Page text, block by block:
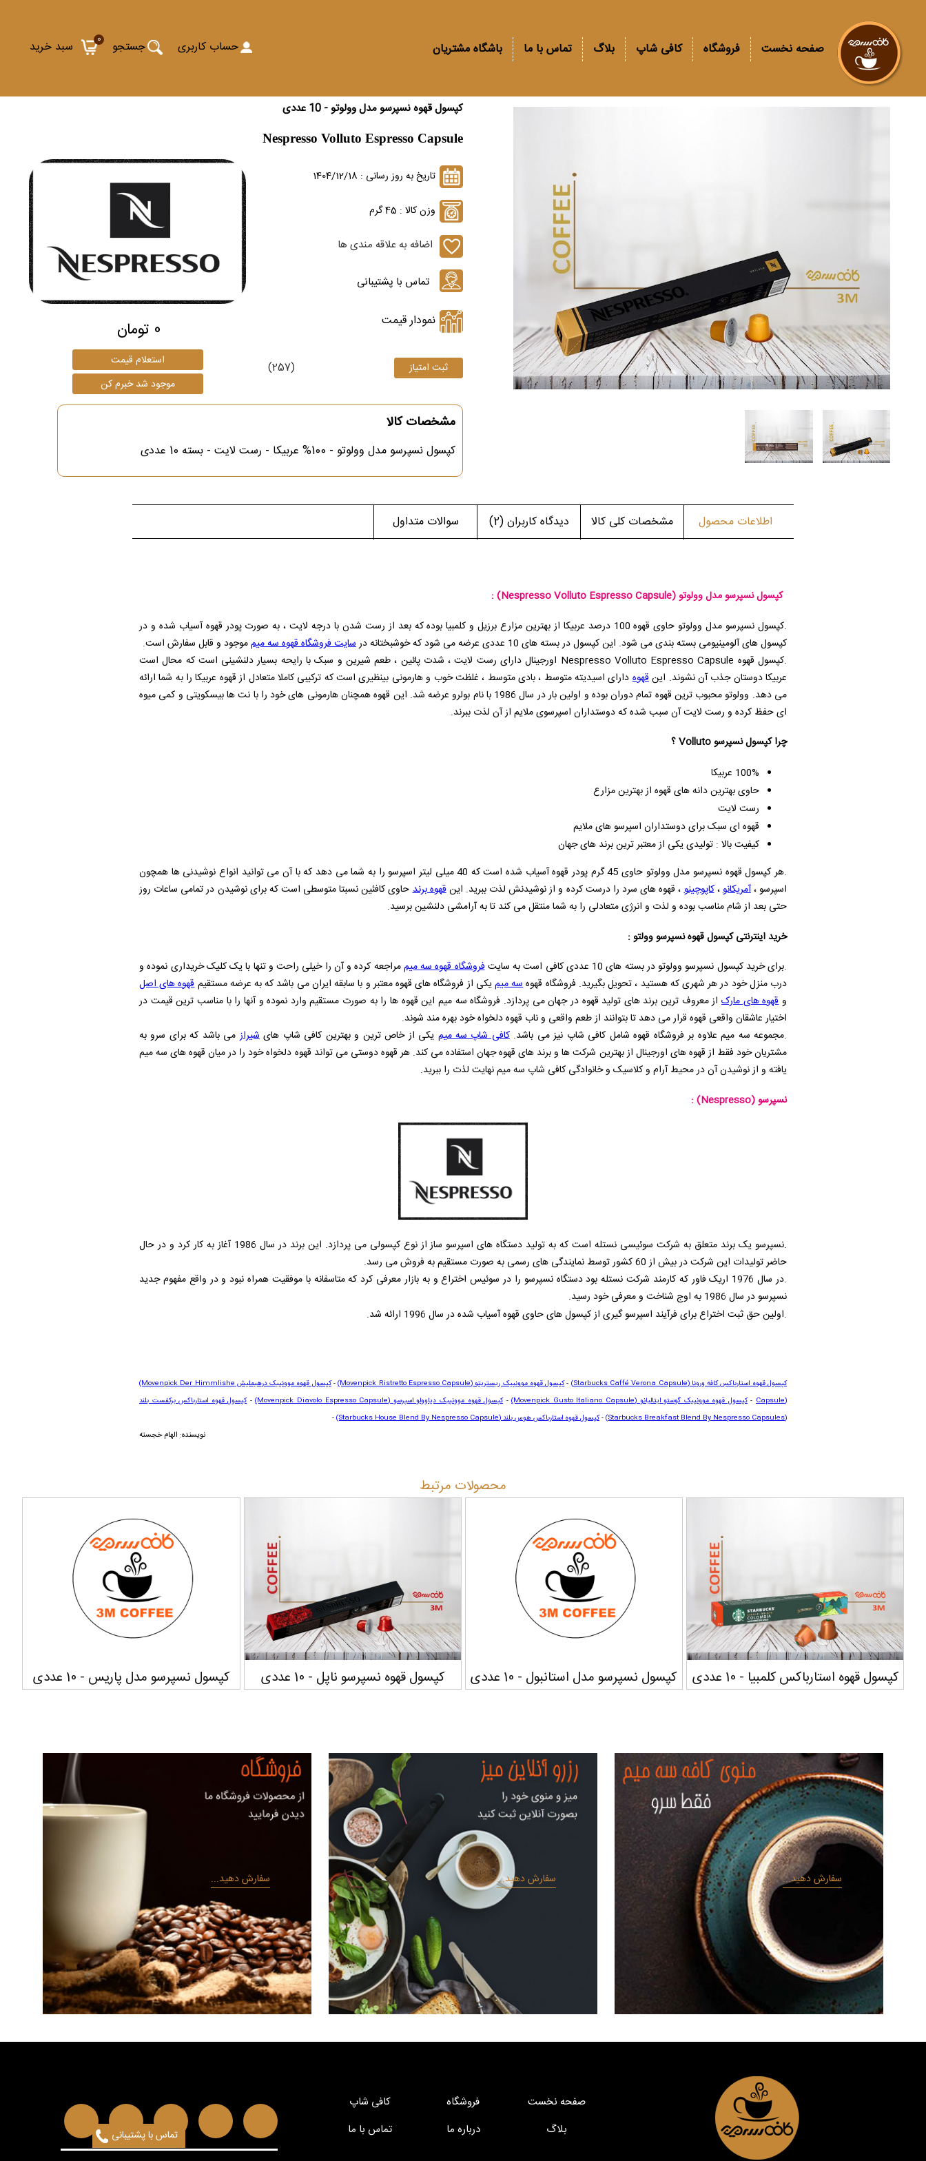
صفحه نخست فروشگاه کافی شاپ بلاگ تماس با ما باشگاه مشتریان
0 سبد خرید جستجو حساب کاربری
تماس با پشتیبانی
کپسول قهوه نسپرسو مدل وولوتو - 10 عددی
Nespresso Volluto Espresso Capsule
0 تومان
تاریخ به روز رسانی : 1404/12/18
وزن کالا : 45 گرم
اضافه به علاقه مندی ها
نمودار قیمت
(257)
مشخصات کالا
کپسول نسپرسو مدل وولوتو - 100% عربیکا - رست لایت - بسته 10 عددی
اطلاعات محصول مشخصات کلی کالا دیدگاه کاربران(2) سوالات متداول
کپسول نسپرسو مدل وولوتو(Nespresso Volluto Espresso Capsule)
:
.کپسول نسپرسو مدل وولوتو حاوی قهوه 100 درصد عربیکا از بهترین مزارع برزیل و کلمبیا بوده که بعد از رست شدن با درجه لایت ، به صورت پودر قهوه آسیاب شده و در
کپسول های آلومینیومی بسته بندی می شود. این کپسول در بسته های 10 عددی عرضه می شود که خوشبختانه در
سایت فروشگاه قهوه سه میمموجود و قابل سفارش است.
.کپسول قهوه Nespresso Volluto Espresso Capsule اورجینال دارای رست لایت ، شدت پائین ، طعم شیرین و سبک با رایحه بسیار دلنشینی است که محال است
عربیکا دوستان جذب آن نشوند. اینقهوهدارای اسیدیته متوسط ، بادی متوسط ، غلظت خوب و هارمونی بینظیری است که ترکیبی کاملا متعادل از قهوه عربیکا را به شما ارائه
می دهد. وولوتو محبوب ترین قهوه تمام دوران بوده و اولین بار در سال 1986 با نام بولرو عرضه شد. این قهوه همچنان هارمونی های خود را با نت ها بیسکویتی و کمی میوه
ای حفظ کرده و رست لایت آن سبب شده که دوستداران اسپرسوی ملایم از آن لذت ببرند.
چرا کپسول نسپرسوVolluto؟
100% عربیکا
حاوی بهترین دانه های قهوه از بهترین مزارع
رست لایت
قهوه ای سبک برای دوستداران اسپرسو های ملایم
کیفیت بالا : تولیدی یکی از معتبر ترین برند های جهان
.هر کپسول قهوه نسپرسو مدل وولوتو حاوی 45 گرم پودر قهوه آسیاب شده است که 40 میلی لیتر اسپرسو را به شما می دهد که با آن می توانید انواع نوشیدنی ها همچون
اسپرسو ،آمریکانو،کاپوچینو، قهوه های سرد را درست کرده و از نوشیدنش لذت ببرید. اینقهوه برندحاوی کافئین نسبتا متوسطی است که برای نوشیدن در تمامی ساعات روز
حتی بعد از شام مناسب بوده و لذت و انرژی متعادلی را به شما منتقل می کند تا به آرامشی دلنشین برسید.
خرید اینترنتی کپسول قهوه نسپرسو وولتو :
.برای خرید کپسول نسپرسو وولوتو در بسته های 10 عددی کافی است به سایت
فروشگاه قهوه سه میممراجعه کرده و آن را خیلی راحت و تنها با یک کلیک خریداری نموده و
درب منزل خود در هر شهری که هستید ، تحویل بگیرید. فروشگاه قهوهسه میمیکی از فروشگاه های قهوه معتبر و با سابقه ایران می باشد که به عرضه مستقیمقهوه های اصل
وقهوه های مارکاز معروف ترین برند های تولید قهوه در جهان می پردازد. فروشگاه سه میم این قهوه ها را به صورت مستقیم وارد نموده و آنها را با مناسب ترین قیمت در
اختیار عاشقان واقعی قهوه قرار می دهد تا بتوانند از طعم واقعی و ناب قهوه دلخواه خود بهره مند شوند.
.مجموعه سه میم علاوه بر فروشگاه قهوه شامل کافی شاپ نیز می باشد.کافی شاپ سه میم یکی از خاص ترین و بهترین کافی شاپ هایشیرازمی باشد که برای سرو به
مشتریان خود فقط از قهوه های اورجینال از بهترین شرکت ها و برند های قهوه جهان استفاده می کند. هر قهوه دوستی می تواند قهوه دلخواه خود را در میان قهوه های سه میم
یافته و از نوشیدن آن در محیط آرام و کلاسیک و خانوادگی کافی شاپ سه میم نهایت لذت را ببرید.
نسپرسو(Nespresso)
:
.نسپرسو یک برند متعلق به شرکت سوئیسی نستله است که به تولید دستگاه های اسپرسو ساز از نوع کپسولی می پردازد. این برند در سال 1986 آغاز به کار کرد و در حال
حاضر تولیدات این شرکت در بیش از 60 کشور توسط نمایندگی های رسمی به صورت مستقیم به فروش می رسد.
.در سال 1976 اریک فاور که کارمند شرکت نستله بود دستگاه نسپرسو را در سوئیس اختراع و به بازار معرفی کرد که متاسفانه با موفقیت همراه نبود و در واقع مفهوم جدید
نسپرسو در سال 1986 به اوج شناخت و معرفی خود رسید.
.اولین حق ثبت اختراع برای فرآیند اسپرسو گیری از کپسول های حاوی قهوه آسیاب شده در سال 1996 ارائه شد.
کپسول قهوه استارباکس کافه ورونا(Starbucks Caffé Verona Capsule)
-کپسول قهوه موونپیک ریستریتو(Movenpick Ristretto Espresso Capsule)
-کپسول قهوه موونپیک درهیملیش(Movenpick Der Himmlishe
Capsule)
-کپسول قهوه موونپیک گوستو ایتالیانو(Movenpick Gusto Italiano Capsule)
-کپسول قهوه موونپیک دیاوولو اسپرسو(Movenpick Diavolo Espresso Capsule)
-کپسول قهوه استارباکس برکفست بلند
(Starbucks Breakfast Blend By Nespresso Capsules)
-کپسول قهوه استارباکس هوس بلند(Starbucks House Blend By Nespresso Capsule)
-
نویسنده: الهام خجسته
محصولات مرتبط
کپسول قهوه استارباکس کلمبیا - 10 عددی کپسول نسپرسو مدل استانبول - 10 عددی کپسول قهوه نسپرسو ناپل - 10 عددی کپسول نسپرسو مدل پاریس - 10 عددی
سفارش دهید... سفارش دهید... سفارش دهید...
صفحه نخست فروشگاه
کافی شاپ
بلاگ
درباره ما تماس با ما